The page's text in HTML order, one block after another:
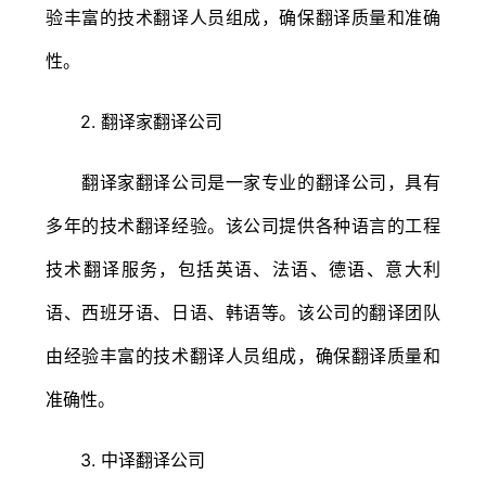
验丰富的技术翻译人员组成，确保翻译质量和准确
性。
2. 翻译家翻译公司
翻译家翻译公司是一家专业的翻译公司，具有
多年的技术翻译经验。该公司提供各种语言的工程
技术翻译服务，包括英语、法语、德语、意大利
语、西班牙语、日语、韩语等。该公司的翻译团队
由经验丰富的技术翻译人员组成，确保翻译质量和
准确性。
3. 中译翻译公司